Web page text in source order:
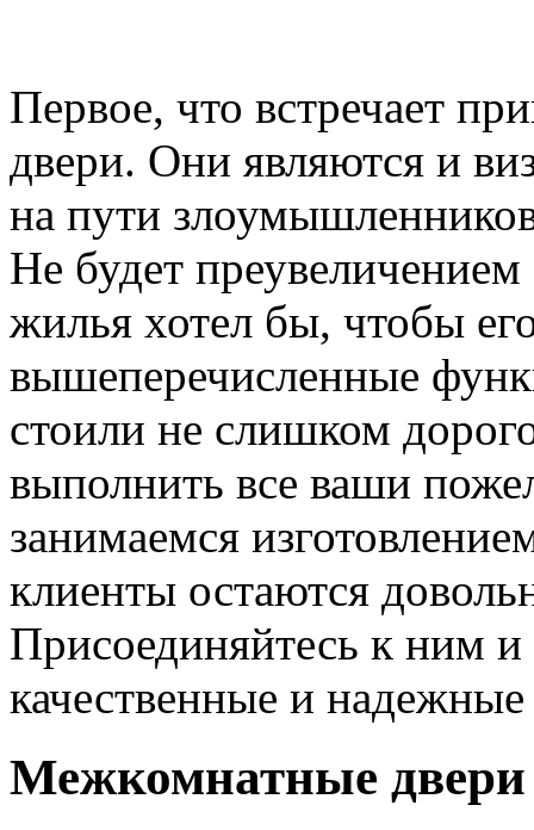
Первое, что встречает
двери. Они являются и
на пути
Не будет
жилья хотел бы, чтобы
вышеперечисленные
стоили не слишком
выполнить все ваши
занимаемся
клиенты остаются
Присоединяйтесь к ним
качественные и
Межкомнатные двери